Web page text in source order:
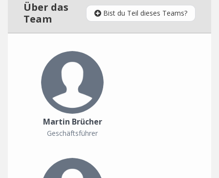
Über das
Team
Bist du Teil dieses Teams?
Martin Brücher
Geschäftsführer